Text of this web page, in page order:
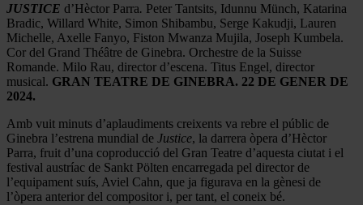
JUSTICE d’Hèctor Parra. Peter Tantsits, Idunnu Münch, Katarina
Bradic, Willard White, Simon Shibambu, Serge Kakudji, Lauren
Michelle, Axelle Fanyo, Fiston Mwanza Mujila, Joseph Kumbela.
Cor del Grand Théâtre de Ginebra. Orchestre de la Suisse
Romande. Milo Rau, director d’escena. Titus Engel, director
musical. GRAN TEATRE DE GINEBRA. 22 DE GENER DE
2024.
Amb vuit minuts d’aplaudiments creixents va rebre el públic de
Ginebra l’estrena mundial de Justice, la darrera òpera d’Hèctor
Parra, fruit d’una coproducció del Gran Teatre d’aquesta ciutat i el
festival austríac de Sankt Pölten encarregada pel director de
l’equipament suís, Aviel Cahn, que ja figurava en la gènesi de
l’òpera anterior del compositor i, per tant, el coneix bé.